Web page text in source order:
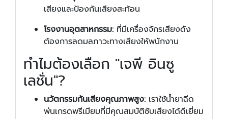
เสียงและป้องกันเสียงสะท้อน
โรงงานอุตสาหกรรม: ที่มีเครื่องจักรเสียงดัง
ต้องการลดมลภาวะทางเสียงให้พนักงาน
ทำไมต้องเลือก "เจพี อินซู
เลชั่น"?
นวัตกรรมกันเสียงคุณภาพสูง: เราใช้น้ำยาฉีด
พ่นเกรดพรีเมียมที่มีคุณสมบัติซับเสียงได้ดีเยี่ยม